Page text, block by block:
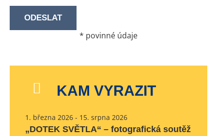
* povinné údaje
KAM VYRAZIT
1. března 2026 - 15. srpna 2026
„DOTEK SVĚTLA“ – fotografická soutěž